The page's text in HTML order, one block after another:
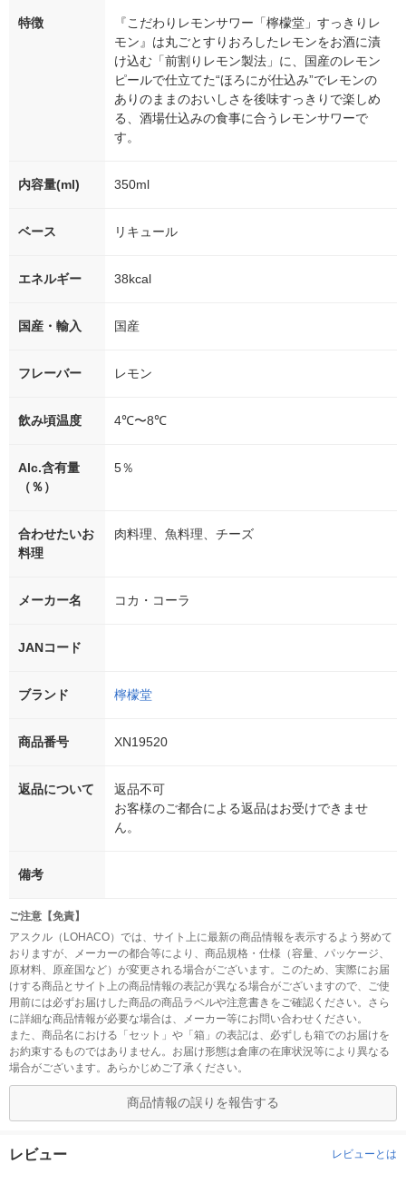
特徴
『こだわりレモンサワー「檸檬堂」すっきりレ
モン』は丸ごとすりおろしたレモンをお酒に漬
け込む「前割りレモン製法」に、国産のレモン
ピールで仕立てた“ほろにが仕込み”でレモンの
ありのままのおいしさを後味すっきりで楽しめ
る、酒場仕込みの食事に合うレモンサワーで
す。
内容量(ml) 350ml
ベース リキュール
エネルギー 38kcal
国産・輸入 国産
フレーバー レモン
飲み頃温度 4℃〜8℃
Alc.含有量
（％）
5％
合わせたいお
料理
肉料理、魚料理、チーズ
メーカー名 コカ・コーラ
JANコード
ブランド 檸檬堂
商品番号 XN19520
返品について
返品不可
お客様のご都合による返品はお受けできませ
ん。
備考
ご注意【免責】
アスクル（LOHACO）では、サイト上に最新の商品情報を表示するよう努めて
おりますが、メーカーの都合等により、商品規格・仕様（容量、パッケージ、
原材料、原産国など）が変更される場合がございます。このため、実際にお届
けする商品とサイト上の商品情報の表記が異なる場合がございますので、ご使
用前には必ずお届けした商品の商品ラベルや注意書きをご確認ください。さら
に詳細な商品情報が必要な場合は、メーカー等にお問い合わせください。
また、商品名における「セット」や「箱」の表記は、必ずしも箱でのお届けを
お約束するものではありません。お届け形態は倉庫の在庫状況等により異なる
場合がございます。あらかじめご了承ください。
商品情報の誤りを報告する
レビュー レビューとは